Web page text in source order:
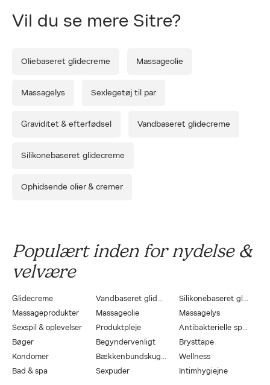
Vil du se mere Sitre?
Oliebaseret glidecreme Massageolie
Massagelys Sexlegetøj til par
Graviditet & efterfødsel Vandbaseret glidecreme
Silikonebaseret glidecreme
Ophidsende olier & cremer
Populært inden for nydelse &
velvære
Glidecreme Vandbaseret glidecreme
Silikonebaseret glidecreme
Massageprodukter
Massageolie
Massagelys
Sexspil & oplevelser
Produktpleje
Antibakterielle sprays
Bøger
Begyndervenligt
Brysttape
Kondomer
Bækkenbundskugler
Wellness
Bad & spa
Sexpuder Intimhygiejne